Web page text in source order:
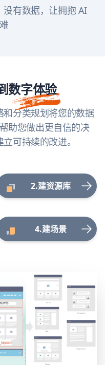
有数据，让拥抱 AI
数字体验
分类规划将您的数据
助您做出更自信的决
可持续的改进。
2.建资源库
4.建场景